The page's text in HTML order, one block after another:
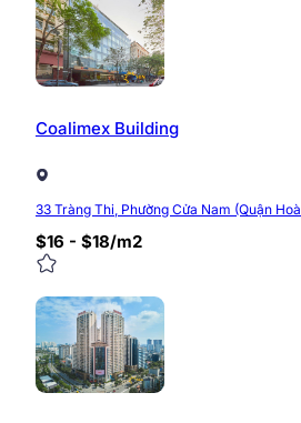
Coalimex Building
33 Tràng Thi, Phường Cửa Nam (Quận
$16 - $18/m2